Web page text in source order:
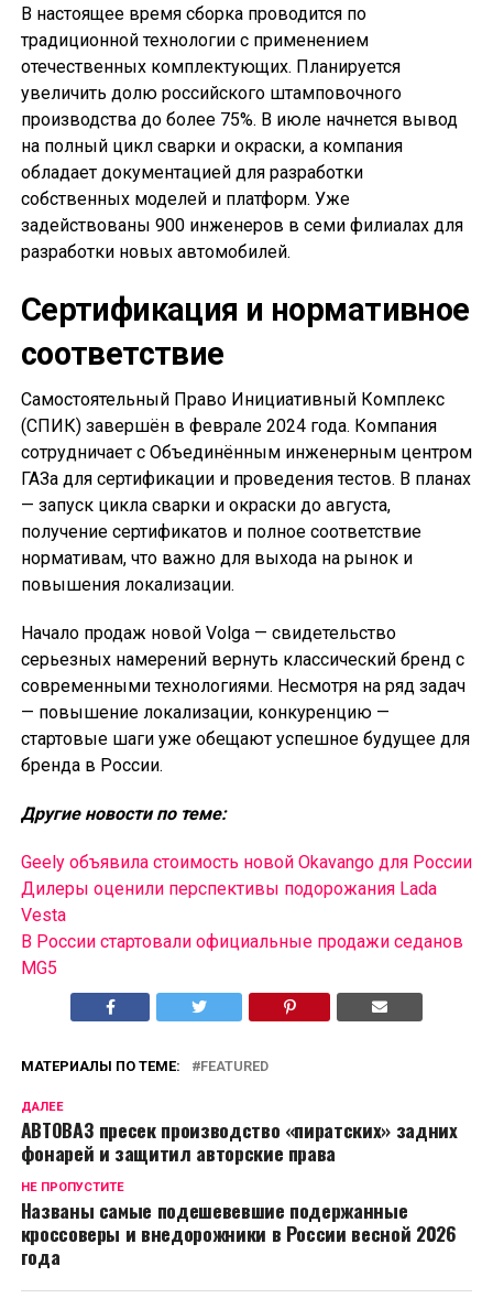
В настоящее время сборка проводится по
традиционной технологии с применением
отечественных комплектующих. Планируется
увеличить долю российского штамповочного
производства до более 75%. В июле начнется вывод
на полный цикл сварки и окраски, а компания
обладает документацией для разработки
собственных моделей и платформ. Уже
задействованы 900 инженеров в семи филиалах для
разработки новых автомобилей.
Сертификация и нормативное
соответствие
Самостоятельный Право Инициативный Комплекс
(СПИК) завершён в феврале 2024 года. Компания
сотрудничает с Объединённым инженерным центром
ГАЗа для сертификации и проведения тестов. В планах
— запуск цикла сварки и окраски до августа,
получение сертификатов и полное соответствие
нормативам, что важно для выхода на рынок и
повышения локализации.
Начало продаж новой Volga — свидетельство
серьезных намерений вернуть классический бренд с
современными технологиями. Несмотря на ряд задач
— повышение локализации, конкуренцию —
стартовые шаги уже обещают успешное будущее для
бренда в России.
Другие новости по теме:
Geely объявила стоимость новой Okavango для России
Дилеры оценили перспективы подорожания Lada
Vesta
В России cтартовали официальные продажи седанов
MG5
МАТЕРИАЛЫ ПО ТЕМЕ: FEATURED
ДАЛЕЕ
АВТОВАЗ пресек производство «пиратских» задних
фонарей и защитил авторские права
НЕ ПРОПУСТИТЕ
Названы самые подешевевшие подержанные
кроссоверы и внедорожники в России весной 2026
года